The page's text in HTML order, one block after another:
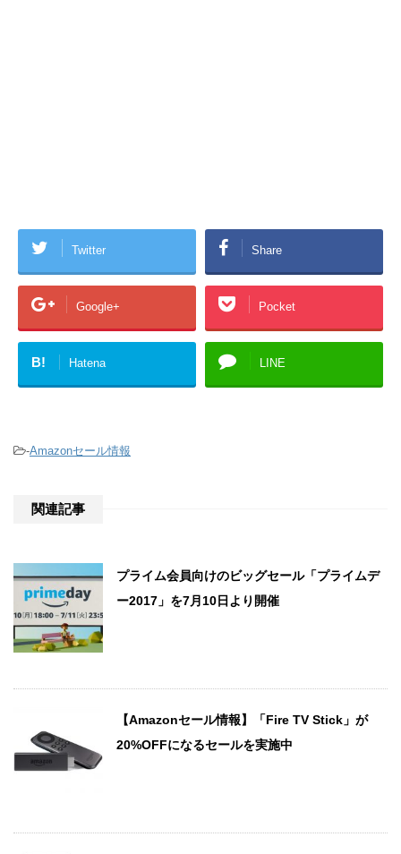
Twitter Share
Google+ Pocket
B! Hatena LINE
-Amazonセール情報
関連記事
プライム会員向けのビッグセール「プライムデ
ー2017」を7月10日より開催
【Amazonセール情報】「Fire TV Stick」が
20%OFFになるセールを実施中